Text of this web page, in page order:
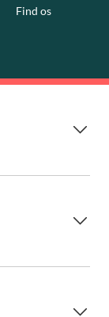
Find os